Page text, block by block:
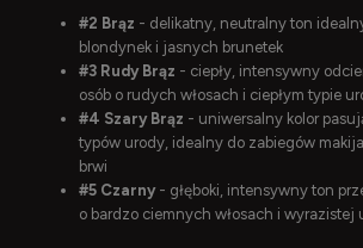
#2 Brąz - delikatny, neutralny ton
blondynek i jasnych brunetek
#3 Rudy Brąz - ciepły, intensywny
osób o rudych włosach i ciepłym typie
#4 Szary Brąz - uniwersalny kolor
typów urody, idealny do zabiegów
brwi
#5 Czarny- głęboki, intensywny ton
o bardzo ciemnych włosach i wyrazistej